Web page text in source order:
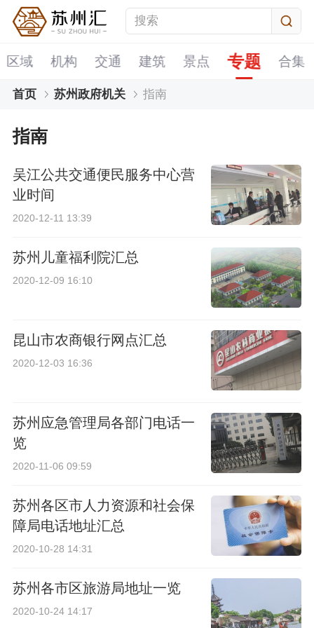
区域 机构 交通 建筑 景点 专题 合集
首页 苏州政府机关 指南
指南
吴江公共交通便民服务中心营
业时间
2020-12-11 13:39
苏州儿童福利院汇总
2020-12-09 16:10
昆山市农商银行网点汇总
2020-12-03 16:36
苏州应急管理局各部门电话一
览
2020-11-06 09:59
苏州各区市人力资源和社会保
障局电话地址汇总
2020-10-28 14:31
苏州各市区旅游局地址一览
2020-10-24 14:17